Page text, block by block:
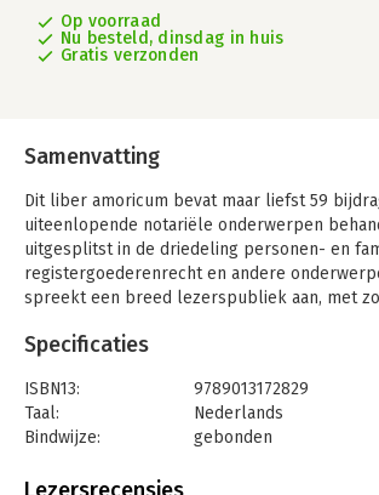
Op voorraad
Nu besteld, dinsdag in huis
Gratis verzonden
Samenvatting
Dit liber amoricum bevat maar liefst 59
uiteenlopende notariële onderwerpen
uitgesplitst in de driedeling personen- en
registergoederenrecht en andere
spreekt een breed lezerspubliek aan, met
omtrent het notariële recht.
Met grootse passen door het recht viert de 25
Verstappen als hoogleraar privaatrecht, in
notarieel recht verbonden is aan de
bijdragen, geschreven door auteurs uit
Specificaties
ISBN13:
9789013172829
Taal:
Nederlands
Bindwijze:
gebonden
Uitgever: